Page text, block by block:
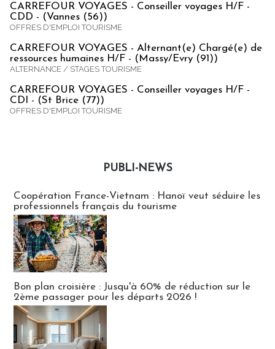
CARREFOUR VOYAGES - Conseiller voyages H/F -
CDD - (Vannes (56))
OFFRES D'EMPLOI TOURISME
CARREFOUR VOYAGES - Alternant(e) Chargé(e) de
ressources humaines H/F - (Massy/Evry (91))
ALTERNANCE / STAGES TOURISME
CARREFOUR VOYAGES - Conseiller voyages H/F -
CDI - (St Brice (77))
OFFRES D'EMPLOI TOURISME
PUBLI-NEWS
Coopération France-Vietnam : Hanoï veut séduire les
professionnels français du tourisme
Bon plan croisière : Jusqu'à 60% de réduction sur le
2ème passager pour les départs 2026 !